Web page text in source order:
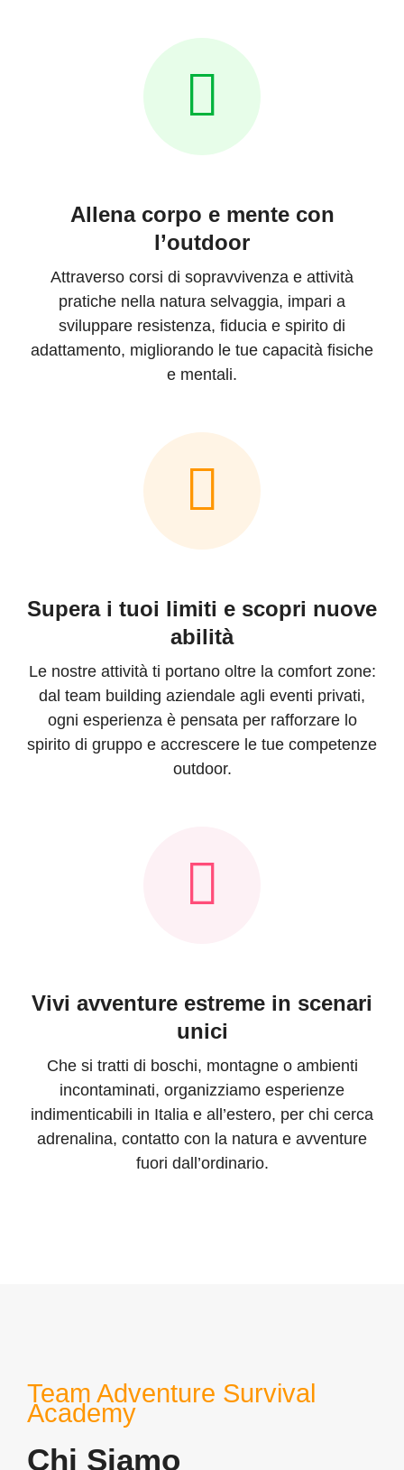
Allena corpo e mente con
l’outdoor
Attraverso corsi di sopravvivenza e attività
pratiche nella natura selvaggia, impari a
sviluppare resistenza, fiducia e spirito di
adattamento, migliorando le tue capacità fisiche
e mentali.
Supera i tuoi limiti e scopri nuove
abilità
Le nostre attività ti portano oltre la comfort zone:
dal team building aziendale agli eventi privati,
ogni esperienza è pensata per rafforzare lo
spirito di gruppo e accrescere le tue competenze
outdoor.
Vivi avventure estreme in scenari
unici
Che si tratti di boschi, montagne o ambienti
incontaminati, organizziamo esperienze
indimenticabili in Italia e all’estero, per chi cerca
adrenalina, contatto con la natura e avventure
fuori dall’ordinario.
Team Adventure Survival
Academy
Chi Siamo